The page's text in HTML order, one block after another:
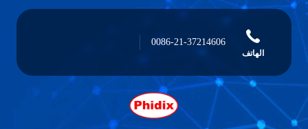
الهاتف
0086-21-37214606